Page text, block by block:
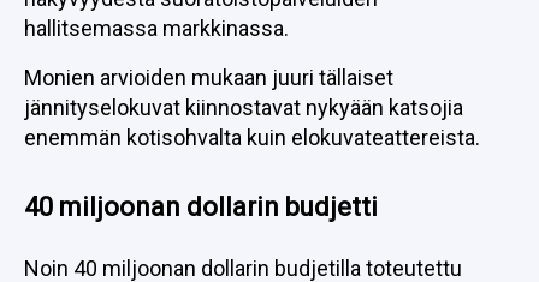
hallitsemassa markkinassa.
Monien arvioiden mukaan juuri tällaiset
jännityselokuvat kiinnostavat nykyään katsojia
enemmän kotisohvalta kuin elokuvateattereista.
40 miljoonan dollarin budjetti
Noin 40 miljoonan dollarin budjetilla toteutettu